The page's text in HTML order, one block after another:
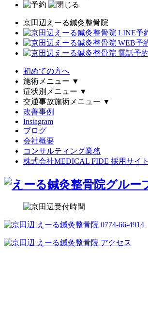
京田辺えーる鍼灸整骨院
初めての方へ
施術メニュー ▼
症状別メニュー ▼
交通事故施術メニュー ▼
改善事例
Instagram
ブログ
会社概要
コンサルティング業務
株式会社MEDICAL FIDE 採用サイト